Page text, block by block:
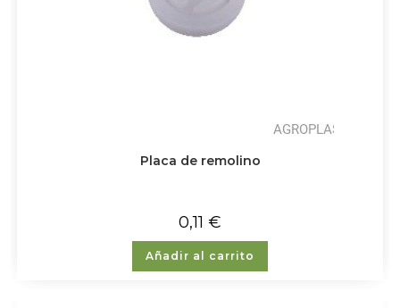
Placa de remolino
0,11 €
Añadir al carrito